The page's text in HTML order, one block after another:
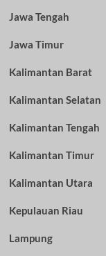
Jawa Tengah
Jawa Timur
Kalimantan Barat
Kalimantan Selatan
Kalimantan Tengah
Kalimantan Timur
Kalimantan Utara
Kepulauan Riau
Lampung